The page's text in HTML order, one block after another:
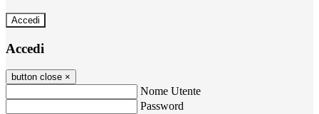
Accedi
Accedi
button close ×
Nome Utente
Password